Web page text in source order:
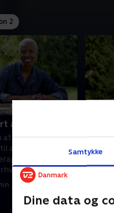
Samtykke
Dine data og
2
and Jewelry
leve af sin kunst,
at finde sin egen
Ange
og blive
Emily